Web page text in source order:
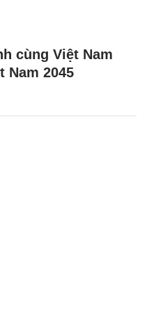
cùng Việt Nam
Nam 2045